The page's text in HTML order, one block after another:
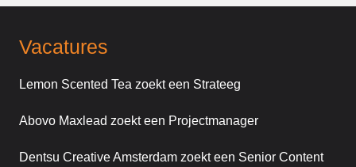
Vacatures
Lemon Scented Tea zoekt een Strateeg
Abovo Maxlead zoekt een Projectmanager
Dentsu Creative Amsterdam zoekt een Senior Content